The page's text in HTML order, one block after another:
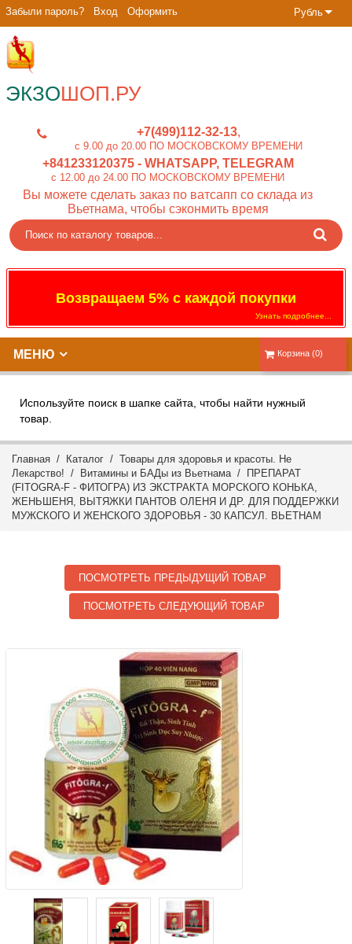
Рубль
Забыли пароль? Вход Оформить
ЭКЗОШОП.РУ
+7(499)112-32-13
c 9.00 до 20.00 ПО МОСКОВСКОМУ ВРЕМЕНИ
+841233120375- WHATSAPP, TELEGRAM
c 12.00 до 24.00 ПО МОСКОВСКОМУ ВРЕМЕНИ
Вы можете сделать заказ по ватсапп со склада из
Вьетнама, чтобы сэконмить время
Возвращаем 5% с каждой покупки
Узнать подробнее...
Корзина (0)
МЕНЮ
Используйте поиск в шапке сайта, чтобы найти нужный
товар.
Главная / Каталог / Товары для здоровья и красоты. Не
Лекарство! / Витамины и БАДы из Вьетнама/ ПРЕПАРАТ
(FITOGRA-F - ФИТОГРА) ИЗ ЭКСТРАКТА МОРСКОГО КОНЬКА,
ЖЕНЬШЕНЯ, ВЫТЯЖКИ ПАНТОВ ОЛЕНЯ И ДР. ДЛЯ ПОДДЕРЖКИ
МУЖСКОГО И ЖЕНСКОГО ЗДОРОВЬЯ - 30 КАПСУЛ. ВЬЕТНАМ
ПОСМОТРЕТЬ ПРЕДЫДУЩИЙ ТОВАР
ПОСМОТРЕТЬ СЛЕДУЮЩИЙ ТОВАР